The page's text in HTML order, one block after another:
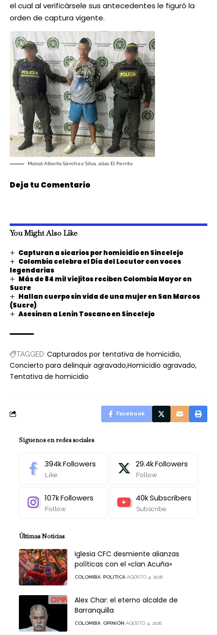
el cual al verificársele sus antecedentes le figuró la
orden de captura vigente.
Maicol Alberto Sánchez Silva, alias El Perrito.
Deja tu Comentario
You Might Also Like
Capturan a sicarios por homicidio en Sincelejo
Colombia celebra el Día del Locutor con voces
legendarias
Más de 84 mil viejitos reciben Colombia Mayor en
Sucre
Hallan cuerpo sin vida de una mujer en San Marcos
(Sucre)
Asesinan a Lenin Toscano en Sincelejo
TAGGED: Capturados por tentativa de homicidio
Concierto para delinquir agravado Homicidio agravado
Tentativa de homicidio
Facebook
Síguenos en redes sociales
394kFollowers
Like
29.4kFollowers
Follow
107kFollowers
Follow
40kSubscribers
Subscribe
Últimas Noticias
Iglesia CFC desmiente alianzas
políticas con el «clan Acuña»
COLOMBIA POLÍTICA AGOSTO 4, 2026
Alex Char: el eterno alcalde de
Barranquilla
COLOMBIA OPINIÓN AGOSTO 4, 2026